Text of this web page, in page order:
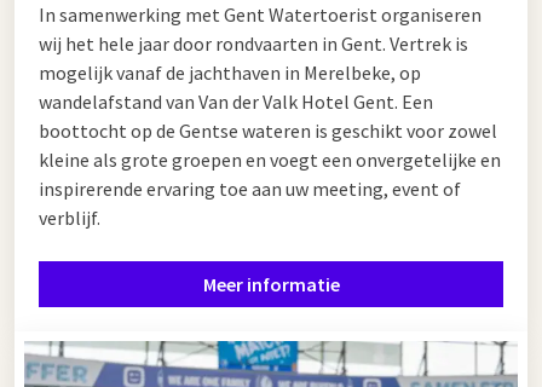
In samenwerking met Gent Watertoerist organiseren
wij het hele jaar door rondvaarten in Gent. Vertrek is
mogelijk vanaf de jachthaven in Merelbeke, op
wandelafstand van Van der Valk Hotel Gent. Een
boottocht op de Gentse wateren is geschikt voor zowel
kleine als grote groepen en voegt een onvergetelijke en
inspirerende ervaring toe aan uw meeting, event of
verblijf.
Meer informatie